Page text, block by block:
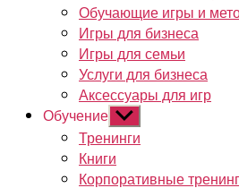
Обучающие игры и
Игры для бизнеса
Игры для семьи
Услуги для бизнеса
Аксессуары для игр
Обучение Показывать
подменю
Тренинги
Книги
Корпоративные